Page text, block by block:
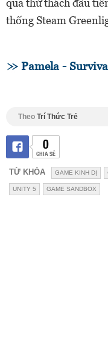
qua thử thách đầu
thống Steam
Pamela -
Theo Trí Thức Trẻ
0
CHIA SẺ
TỪ KHÓA GAME KINH DỊ
UNITY 5 GAME SANDBOX